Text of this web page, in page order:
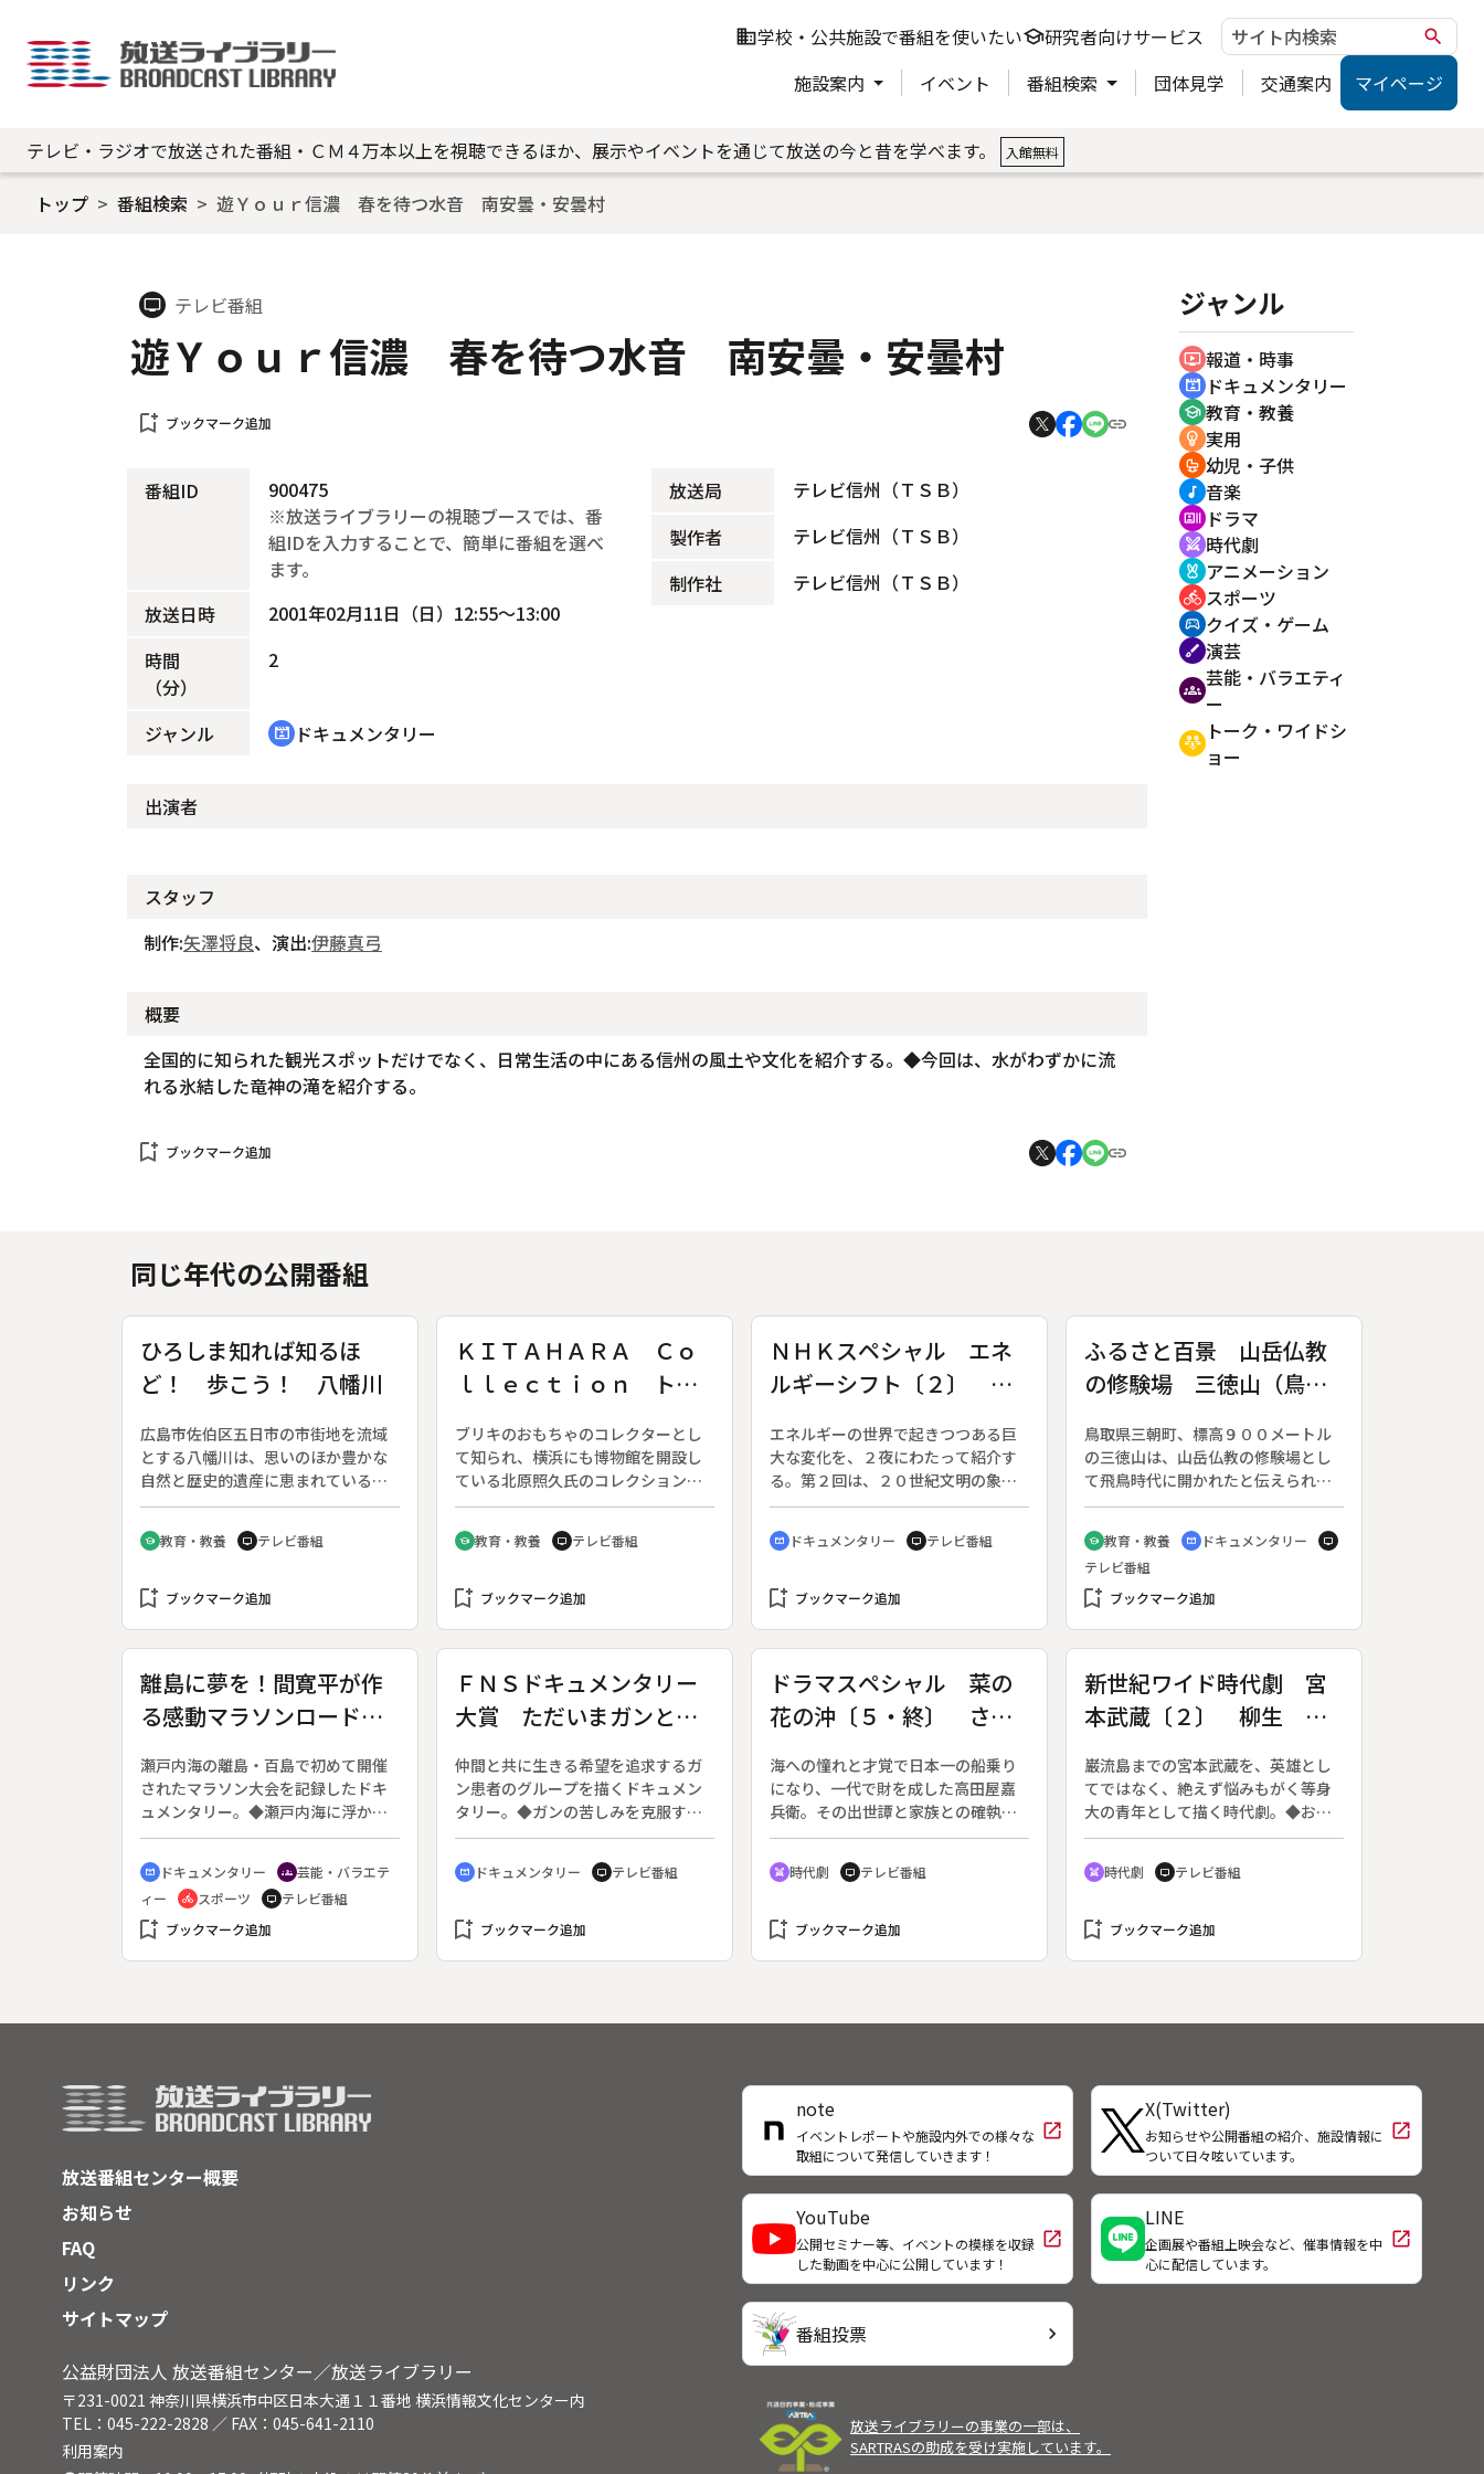
business学校・公共施設で番組を使いたいschool研究者向けサービス search
施設案内 イベント 番組検索 団体見学 交通案内 マイページ
テレビ・ラジオで放送された番組・ＣＭ４万本以上を視聴できるほか、展示やイベントを通じて放送の今と昔を学べます。 入館無料
トップ 番組検索 遊Ｙｏｕｒ信濃 春を待つ水音 南安曇・安曇村
tv テレビ番組
遊Ｙｏｕｒ信濃 春を待つ水音 南安曇・安曇村
bookmark_add ブックマーク追加
番組ID
900475
※放送ライブラリーの視聴ブースでは、番
組IDを入力することで、簡単に番組を選べ
ます。
放送日時
2001年02月11日（日）12:55～13:00
時間
（分）
2
ジャンル cinematic_blur ドキュメンタリー
放送局
テレビ信州（ＴＳＢ）
製作者
テレビ信州（ＴＳＢ）
制作社
テレビ信州（ＴＳＢ）
出演者
スタッフ
制作:矢澤将良、演出:伊藤真弓
概要
全国的に知られた観光スポットだけでなく、日常生活の中にある信州の風土や文化を紹介する。◆今回は、水がわずかに流
れる氷結した竜神の滝を紹介する。
bookmark_add ブックマーク追加
ジャンル
ondemand_video 報道・時事
cinematic_blur ドキュメンタリー
school 教育・教養
emoji_objects 実用
crib 幼児・子供
music_note 音楽
recent_actors ドラマ
swords 時代劇
cruelty_free アニメーション
directions_bike スポーツ
sports_esports クイズ・ゲーム
brush 演芸
groups 芸能・バラエティ
ー
adaptive_audio_mic トーク・ワイドシ
ョー
同じ年代の公開番組
ひろしま知れば知るほ
ど！ 歩こう！ 八幡川
広島市佐伯区五日市の市街地を流域
とする八幡川は、思いのほか豊かな
自然と歴史的遺産に恵まれている。
流域を歩いて楽しむ「ウォーキング
マップ」を手に、さまざまな野生生
物や自然景観を紹介。また、「田毎
景、明治中期に八幡川の水を利用し
school 教育・教養 tv テレビ番組
bookmark_add ブックマーク追加
ＫＩＴＡＨＡＲＡ Ｃｏ
ｌｌｅｃｔｉｏｎ トラ
ブリキのおもちゃのコレクターとし
て知られ、横浜にも博物館を開設し
ている北原照久氏のコレクションの
数々を紹介する。◆１９４０年代に
日本で作られた「トランク少年」
「ポーター」を紹介する。
school 教育・教養 tv テレビ番組
bookmark_add ブックマーク追加
ＮＨＫスペシャル エネ
ルギーシフト〔２〕 ク
わる
エネルギーの世界で起きつつある巨
大な変化を、２夜にわたって紹介す
る。第２回は、２０世紀文明の象徴
といえる自動車をめぐるエネルギー
革命を取り上げる。◆自動車動力源
の次なる本命と目されるのは、水素
電池」である。水素は無尽蔵に等し
が地球上を走るといわれる自動車。
環境への影響もますます大きくなる
と懸念され、自動車産業の生き残り
は燃料電池開発にかかっているとも
いえる。自動車メーカー、次世代燃
料の座をうかがう石油メジャー、さ
らには新しい交通インフラを模索す
舞台裏に迫る。
cinematic_blur ドキュメンタリー tv テレビ番組
bookmark_add ブックマーク追加
ふるさと百景 山岳仏教
の修験場 三徳山（鳥
鳥取県三朝町、標高９００メートル
の三徳山は、山岳仏教の修験場とし
て飛鳥時代に開かれたと伝えられて
いる。役行者小角が三枚のハスの花
びらを散らし、「仏教に縁のあると
ころへ落ちるように」と祈ったとこ
ろ、その一枚が三徳山に落ち、この
地を修験場として開いたのが始まり
安置され、天台宗三仏寺として寺領
一万町歩を所有していた。三徳山全
体の修験場には、文殊堂、地蔵堂、
観音堂など堂舎が点在し、中でも三
仏寺奥の院、蔵王権現をまつる投入
堂は、容易に近寄ることが出来ない
標高４７０メートルの洞窟の中に建
投げ入れたと伝えられるこのお堂
ている。
school 教育・教養 cinematic_blur ドキュメンタリー tv
テレビ番組
bookmark_add ブックマーク追加
離島に夢を！間寛平が作
る感動マラソンロード
２．１９５ｋｍ～
瀬戸内海の離島・百島で初めて開催
されたマラソン大会を記録したドキ
ュメンタリー。◆瀬戸内海に浮かぶ
広島県尾道市の百島は、みかんの生
産が盛んな小さな離島。間寛平がこ
の島にマラソンコースをつくって、
フルマラソンの大会を開催すること
になった。寛平がつくったのは、一
走れる。大会には島を離れていた若
待選手として参加する。そんなラン
ナーたちを島民は総出でもてなす。
cinematic_blur ドキュメンタリー groups 芸能・バラエテ
ィー
directions_bike スポーツ tv テレビ番組
bookmark_add ブックマーク追加
ＦＮＳドキュメンタリー
大賞 ただいまガンと同
らのメッセージ～
仲間と共に生きる希望を追求するガ
ン患者のグループを描くドキュメン
タリー。◆ガンの苦しみを克服する
ために、同じ境遇の仲間と絆を深め
合う「ひいらぎの会」。富士登山に
挑み、山頂に立った人達は「やりと
自信と生きる希望を見出す。しかし
かきたてていく。そこにはガンさえ
cinematic_blur ドキュメンタリー tv テレビ番組
bookmark_add ブックマーク追加
ドラマスペシャル 菜の
花の沖〔５・終〕 さら
海への憧れと才覚で日本一の船乗り
になり、一代で財を成した高田屋嘉
兵衛。その出世譚と家族との確執、
そして人生の結末を描く。（２００
１年１月６日開始、全５回）◆嘉兵
衛とディアナ号船長のリコルドとの
衛たちは日本へ帰れることとなっ
身ともに病んでしまった妻・おふさ
swords 時代劇 tv テレビ番組
bookmark_add ブックマーク追加
新世紀ワイド時代劇 宮
本武蔵〔２〕 柳生 吉
巌流島までの宮本武蔵を、英雄とし
てではなく、絶えず悩みもがく等身
大の青年として描く時代劇。◆お通
を残して、兵法者への道を究めるた
めに京都にやって来た武蔵は、お甲
との自堕落な生活に溺れた又八に再
法者になるには、吉岡道場、槍の宝
宝蔵院の代格・阿厳を打ち倒す。そ
ある」と武蔵に告げる。武蔵は柳生
の里でお通と三度再会する。
swords 時代劇 tv テレビ番組
bookmark_add ブックマーク追加
放送番組センター概要
お知らせ
FAQ
リンク
サイトマップ
公益財団法人 放送番組センター／放送ライブラリー
〒231-0021 神奈川県横浜市中区日本大通１１番地 横浜情報文化センター内
TEL：045-222-2828 ／ FAX：045-641-2110
利用案内
note
イベントレポートや施設内外での様々な
取組について発信していきます！
open_in_new
X(Twitter)
お知らせや公開番組の紹介、施設情報に
ついて日々呟いています。
open_in_new
YouTube
公開セミナー等、イベントの模様を収録
した動画を中心に公開しています！
open_in_new
LINE
企画展や番組上映会など、催事情報を中
心に配信しています。
open_in_new
番組投票 chevron_right
放送ライブラリーの事業の一部は、
SARTRASの助成を受け実施しています。